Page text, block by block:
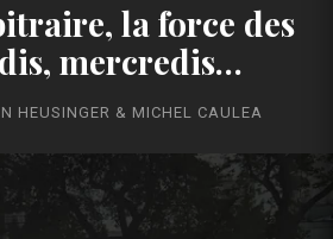
la force des
mercredis…
HEUSINGER & MICHEL CAULEA